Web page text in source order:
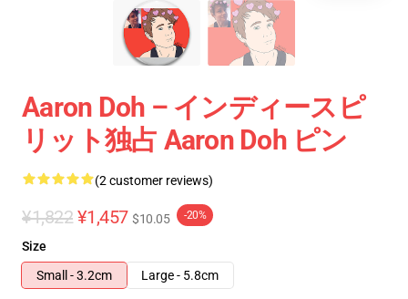
Aaron Doh – インディースピ
リット独占 Aaron Doh ピン
(2 customer reviews)
¥1,822 ¥1,457 $10.05 -20%
Size
Small - 3.2cm
Large - 5.8cm